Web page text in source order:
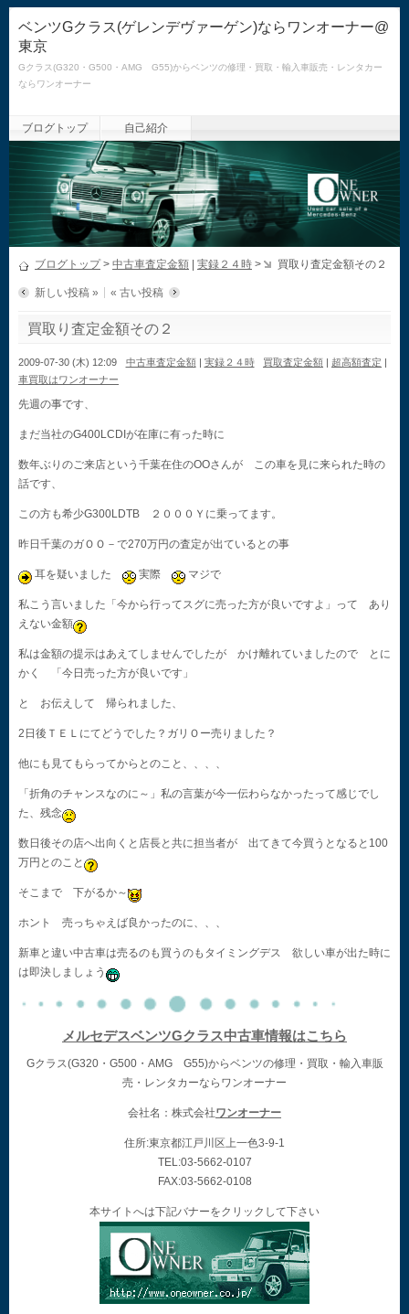
ベンツGクラス(ゲレンデヴァーゲン)ならワンオーナー@
東京
Gクラス(G320・G500・AMG G55)からベンツの修理・買取・輸入車販売・レンタカー
ならワンオーナー
ブログトップ 自己紹介
ブログトップ> 中古車査定金額 実録２４時 > 買取り査定金額その２
新しい投稿 » « 古い投稿
買取り査定金額その２
2009-07-30 (木) 12:09 中古車査定金額| 実録２４時 買取査定金額 | 超高額査定 |
車買取はワンオーナー
先週の事です、
まだ当社のG400LCDIが在庫に有った時に
数年ぶりのご来店という千葉在住のOOさんが この車を見に来られた時の
話です、
この方も希少G300LDTB ２０００Ｙに乗ってます。
昨日千葉のガＯＯ－で270万円の査定が出ているとの事
耳を疑いました 実際 マジで
私こう言いました「今から行ってスグに売った方が良いですよ」って あり
えない金額
私は金額の提示はあえてしませんでしたが かけ離れていましたので とに
かく 「今日売った方が良いです」
と お伝えして 帰られました、
2日後ＴＥＬにてどうでした？ガリＯー売りました？
他にも見てもらってからとのこと、、、、
「折角のチャンスなのに～」私の言葉が今一伝わらなかったって感じでし
た、残念
数日後その店へ出向くと店長と共に担当者が 出てきて今買うとなると100
万円とのこと
そこまで 下がるか～
ホント 売っちゃえば良かったのに、、、
新車と違い中古車は売るのも買うのもタイミングデス 欲しい車が出た時に
は即決しましょう
メルセデスベンツGクラス中古車情報はこちら
Gクラス(G320・G500・AMG G55)からベンツの修理・買取・輸入車販
売・レンタカーならワンオーナー
会社名：株式会社ワンオーナー
住所:東京都江戸川区上一色3-9-1
TEL:03-5662-0107
FAX:03-5662-0108
本サイトへは下記バナーをクリックして下さい